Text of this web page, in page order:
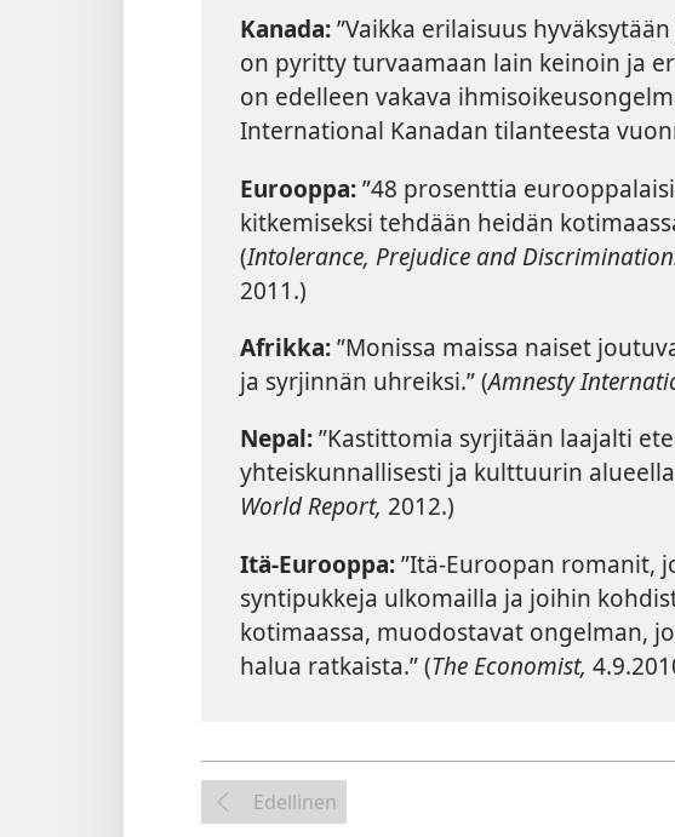
Kanada:”Vaikka erilaisuus
on pyritty turvaamaan lain keinoin ja
on edelleen vakava
International Kanadan tilanteesta
Eurooppa:”48 prosenttia
kitkemiseksi tehdään heidän
(Intolerance, Prejudice and
2011.)
Afrikka:”Monissa maissa naiset
ja syrjinnän uhreiksi.” (Amnesty
Nepal:”Kastittomia syrjitään laajalti
yhteiskunnallisesti ja kulttuurin
World Report, 2012.)
Itä-Eurooppa:”Itä-Euroopan romanit,
syntipukkeja ulkomailla ja joihin
kotimaassa, muodostavat ongelman,
halua ratkaista.” (The Economist,
Edellinen